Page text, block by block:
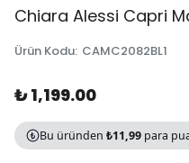
Chiara Alessi Capri
Ürün Kodu: CAMC2082BL1
₺ 1,199.00
Bu üründen ₺11,99 para